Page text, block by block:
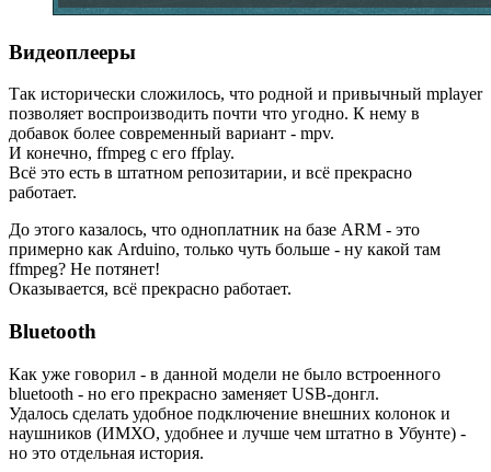
Видеоплееры
Так исторически сложилось, что родной и привычный mplayer
позволяет воспроизводить почти что угодно. К нему в
добавок более современный вариант - mpv.
И конечно, ffmpeg с его ffplay.
Всё это есть в штатном репозитарии, и всё прекрасно
работает.
До этого казалось, что одноплатник на базе ARM - это
примерно как Arduino, только чуть больше - ну какой там
ffmpeg? Не потянет!
Оказывается, всё прекрасно работает.
Bluetooth
Как уже говорил - в данной модели не было встроенного
bluetooth - но его прекрасно заменяет USB-донгл.
Удалось сделать удобное подключение внешних колонок и
наушников (ИМХО, удобнее и лучше чем штатно в Убунте) -
но это отдельная история.